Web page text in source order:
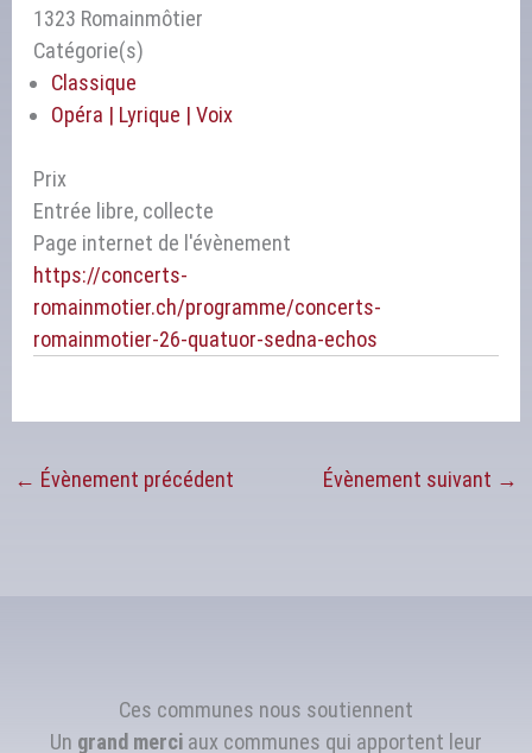
1323 Romainmôtier
Catégorie(s)
Classique
Opéra | Lyrique | Voix
Prix
Entrée libre, collecte
Page internet de l'évènement
https://concerts-
romainmotier.ch/programme/concerts-
romainmotier-26-quatuor-sedna-echos
← Évènement précédent Évènement suivant →
Ces communes nous soutiennent
Un grand merci aux communes qui apportent leur